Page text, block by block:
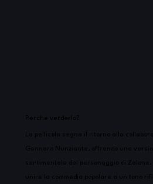
Perchè verderlo?
La pellicola segna il ritorno alla
Gennaro Nunziante, offrendo una
sentimentale del personaggio di
unire la commedia popolare a un tono